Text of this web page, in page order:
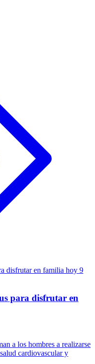
para disfrutar en